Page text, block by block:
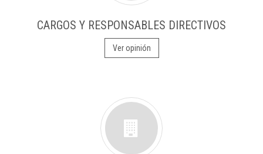
CARGOS Y RESPONSABLES DIRECTIVOS
Ver opinión